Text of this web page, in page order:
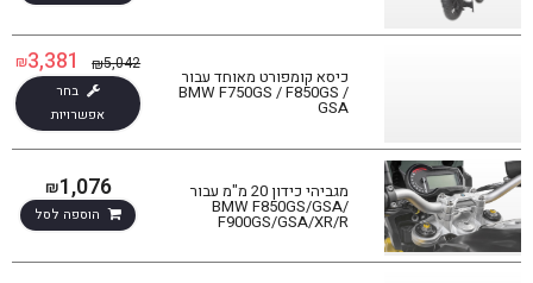
כיסא קומפורט מאוחד עבור
BMW F750GS / F850GS /
GSA
₪5,042
₪3,381
בחר
אפשרויות
מגביהי כידון 20 מ"מ עבור
BMW F850GS/GSA/
F900GS/GSA/XR/R
₪1,076
הוספה לסל